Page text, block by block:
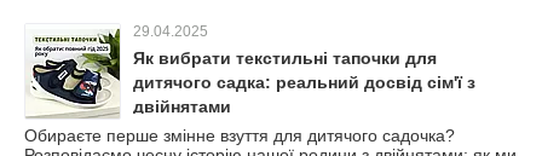
29.04.2025
Як вибрати текстильні тапочки для
дитячого садка: реальний досвід сім'ї з
двійнятами
Обираєте перше змінне взуття для дитячого садочка?